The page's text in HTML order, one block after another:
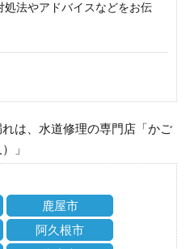
法やアドバイスなどをお伝
は、水道修理の専門店「かご
」
鹿屋市
阿久根市